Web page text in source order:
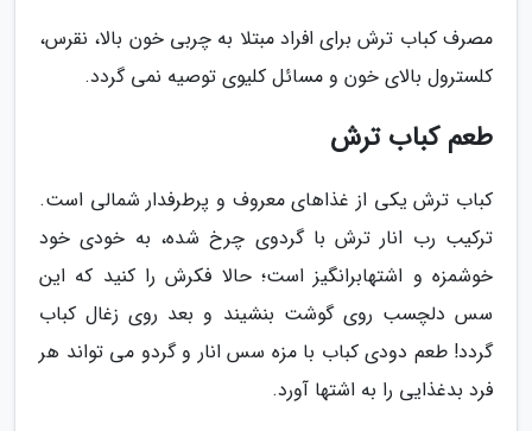
مصرف کباب ترش برای افراد مبتلا به چربی خون بالا، نقرس،
کلسترول بالای خون و مسائل کلیوی توصیه نمی گردد.
طعم کباب ترش
کباب ترش یکی از غذاهای معروف و پرطرفدار شمالی است.
ترکیب رب انار ترش با گردوی چرخ شده، به خودی خود
خوشمزه و اشتهابرانگیز است؛ حالا فکرش را کنید که این
سس دلچسب روی گوشت بنشیند و بعد روی زغال کباب
گردد! طعم دودی کباب با مزه سس انار و گردو می تواند هر
فرد بدغذایی را به اشتها آورد.